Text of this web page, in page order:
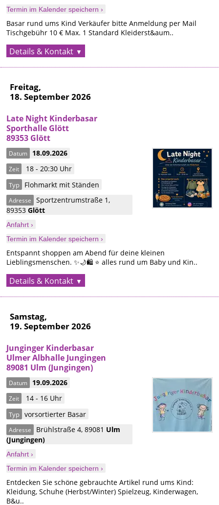
Termin im Kalender speichern ›
Basar rund ums Kind Verkäufer bitte Anmeldung per Mail
Tischgebühr 10 € Max. 1 Standard Kleiderst&aum..
Details & Kontakt
Freitag,
18. September 2026
Late Night Kinderbasar
Sporthalle Glött
89353 Glött
Datum 18.09.2026
Zeit 18 - 20:30 Uhr
Typ Flohmarkt mit Ständen
Adresse Sportzentrumstraße 1,
89353Glött
Anfahrt ›
Termin im Kalender speichern ›
Entspannt shoppen am Abend für deine kleinen
Lieblingsmenschen. ✨🌙🛍️ ⭐️ alles rund um Baby und Kin..
Details & Kontakt
Samstag,
19. September 2026
Junginger Kinderbasar
Ulmer Albhalle Jungingen
89081 Ulm (Jungingen)
Datum 19.09.2026
Zeit 14 - 16 Uhr
Typ vorsortierter Basar
Adresse Brühlstraße 4,89081 Ulm
(Jungingen)
Anfahrt ›
Termin im Kalender speichern ›
Entdecken Sie schöne gebrauchte Artikel rund ums Kind:
Kleidung, Schuhe (Herbst/Winter) Spielzeug, Kinderwagen,
B&u..